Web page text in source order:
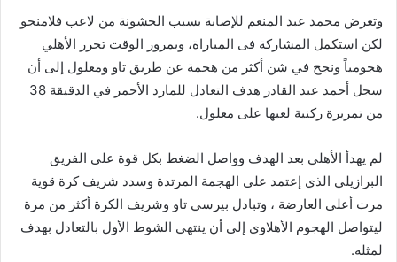
وتعرض محمد عبد المنعم للإصابة بسبب الخشونة من لاعب فلامنجو
لكن استكمل المشاركة فى المباراة، وبمرور الوقت تحرر الأهلي
هجومياً ونجح في شن أكثر من هجمة عن طريق تاو ومعلول إلى أن
سجل أحمد عبد القادر هدف التعادل للمارد الأحمر في الدقيقة 38
من تمريرة ركنية لعبها على معلول.
لم يهدأ الأهلي بعد الهدف وواصل الضغط بكل قوة على الفريق
البرازيلي الذي إعتمد على الهجمة المرتدة وسدد شريف كرة قوية
مرت أعلى العارضة ، وتبادل بيرسي تاو وشريف الكرة أكثر من مرة
ليتواصل الهجوم الأهلاوي إلى أن ينتهي الشوط الأول بالتعادل بهدف
لمثله.